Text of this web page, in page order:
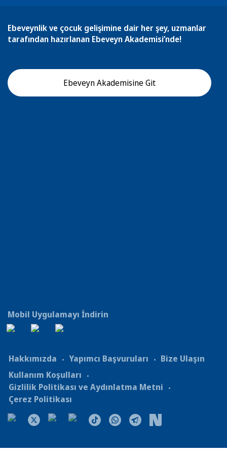
Ebeveynlik ve çocuk gelişimine dair her şey, uzmanlar
tarafından hazırlanan Ebeveyn Akademisi’nde!
Ebeveyn Akademisine Git
Mobil Uygulamayı İndirin
Hakkımızda Yapımcı Başvuruları
Bize Ulaşın
Kullanım Koşulları
Gizlilik Politikası ve Aydınlatma Metni
Çerez Politikası